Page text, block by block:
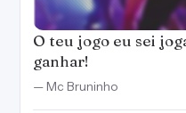
O teu jogo eu sei
ganhar!
— Mc Bruninho